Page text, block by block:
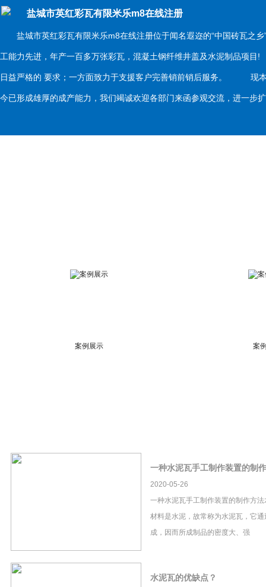
盐城市英红彩瓦有限米乐m8在线注册
盐城市英红彩瓦有限米乐m8在线注册位于闻名遐迩的“中国砖瓦之乡
工能力先进，年产一百多万张彩瓦，混凝土钢纤维井盖及水泥制品项
日益严格的 要求；一方面致力于支援客户完善销前销后服务。 现本
今已形成雄厚的成产能力，我们竭诚欢迎各部门来函参观交流，进一
案例展示 案
一种水泥瓦手工制作装置的制
2020-05-26
一种水泥瓦手工制作装置的制作方
材料是水泥，故常称为水泥瓦，它
成，因而所成制品的密度大、强
水泥瓦的优缺点？